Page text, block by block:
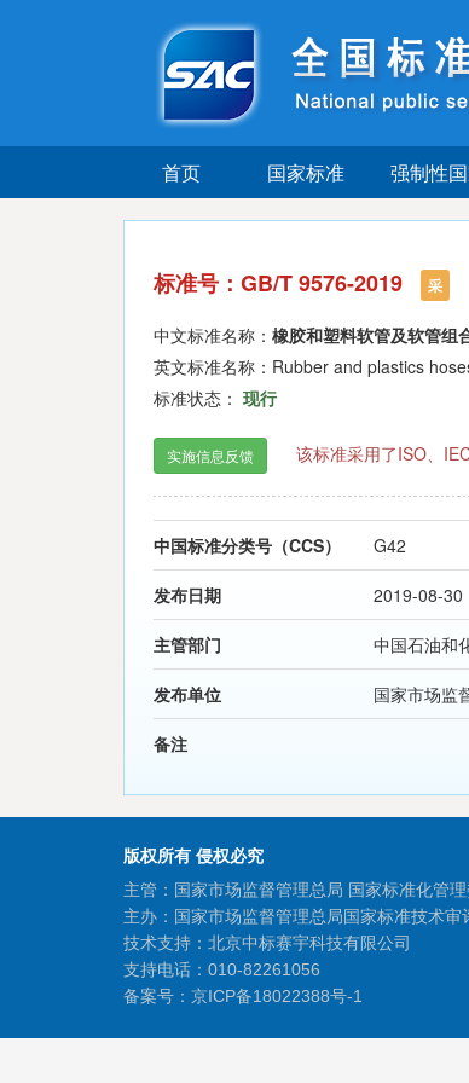
首页 国家标准 强制性
标准号：GB/T 9576-2019 采
中文标准名称： 橡胶和塑料软管及软管组
英文标准名称：Rubber and plastics
标准状态： 现行
实施信息反馈 该标准采用了ISO、
中国标准分类号（CCS） G42
发布日期 2019-08-30
主管部门 中国石油和
发布单位 国家市场监
备注
版权所有 侵权必究
主管：国家市场监督管理总局 国家标准化管
主办：国家市场监督管理总局国家标准技术审
技术支持：北京中标赛宇科技有限公司
支持电话：010-82261056
备案号： 京ICP备18022388号-1